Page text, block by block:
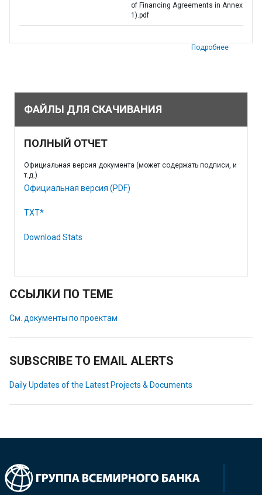
of Financing Agreements in Annex
1).pdf
Подробнее
ФАЙЛЫ ДЛЯ СКАЧИВАНИЯ
ПОЛНЫЙ ОТЧЕТ
Официальная версия документа (может содержать подписи, и
т.д.)
Официальная версия (PDF)
TXT*
Download Stats
ССЫЛКИ ПО ТЕМЕ
См. документы по проектам
SUBSCRIBE TO EMAIL ALERTS
Daily Updates of the Latest Projects & Documents